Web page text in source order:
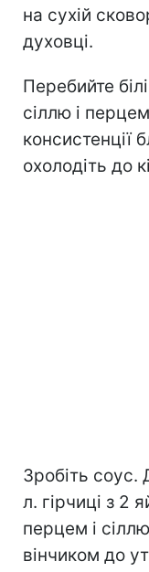
на сухій
духовці.
Перебийте
сіллю і
консистенції
охолодіть до
Зробіть соус.
л. гірчиці з 2
перцем і
вінчиком до